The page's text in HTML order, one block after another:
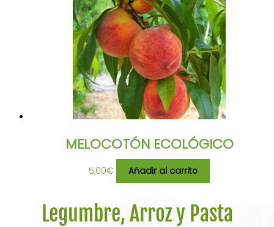
MELOCOTÓN ECOLÓGICO
5,00€ Añadir al carrito
Legumbre, Arroz y Pasta